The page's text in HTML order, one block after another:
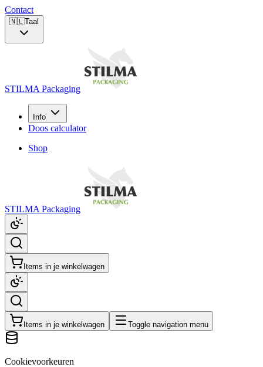
Contact
🇳🇱Taal
STILMA Packaging
Info
Doos calculator
Shop
STILMA Packaging
Items in je winkelwagen
Items in je winkelwagen Toggle navigation menu
Cookievoorkeuren